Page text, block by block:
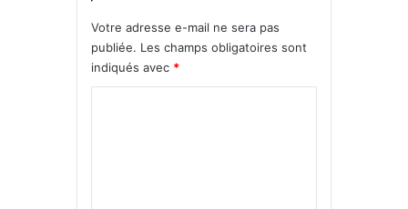
Votre adresse e-mail ne sera pas
publiée. Les champs obligatoires sont
indiqués avec *